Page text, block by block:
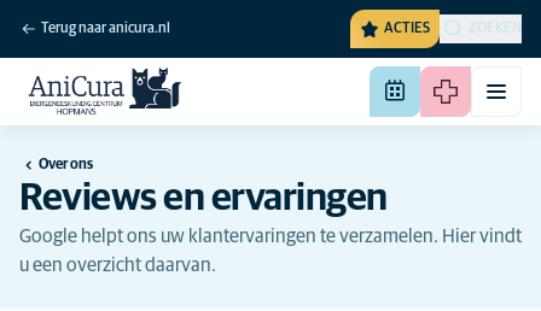
Terug naar anicura.nl ACTIES ZOEKEN
Over ons
Reviews en ervaringen
Google helpt ons uw klantervaringen te verzamelen. Hier vindt
u een overzicht daarvan.